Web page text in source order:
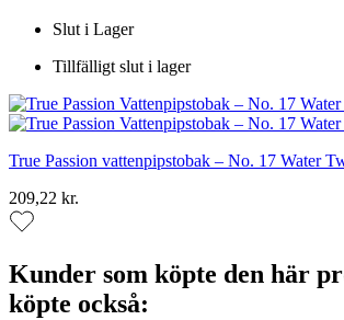
Slut i Lager
Tillfälligt slut i lager
True Passion vattenpipstobak – No. 17 Water
209,22 kr.
Kunder som köpte den här
köpte också: